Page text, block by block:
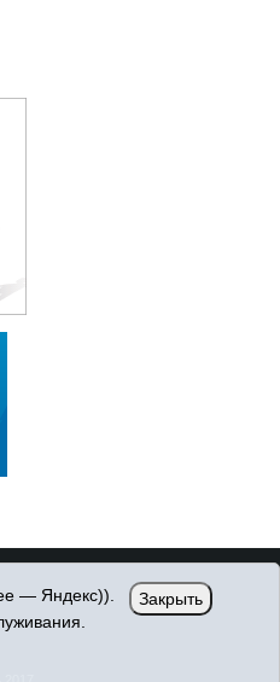
— Яндекс)).
Закрыть